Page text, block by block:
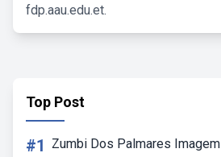
fdp.aau.edu.et.
Top Post
#1 Zumbi Dos Palmares Imagem